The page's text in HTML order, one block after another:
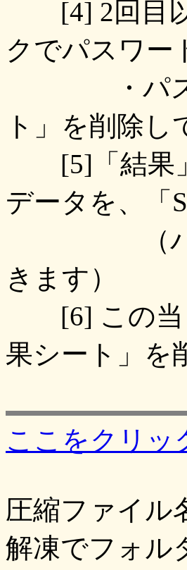
[4] 2回目以
クでパスワー
・パスワ
ト」を削除
[5]「結果」
データを、「
（パスワ
きます）
[6] この当
果シート」を
ここをクリッ
圧縮ファイル
解凍でフォル